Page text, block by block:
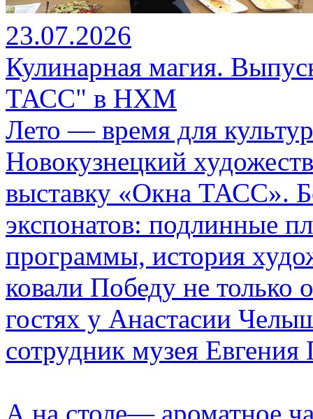
23.07.2026
Кулинарная магия.
ТАСС" в НХМ
Лето — время для
Новокузнецкий
выставку «Окна ТАСС».
экспонатов: подлинные
программы, история
ковали Победу не
гостях у Анастасии
сотрудник музея Евгения